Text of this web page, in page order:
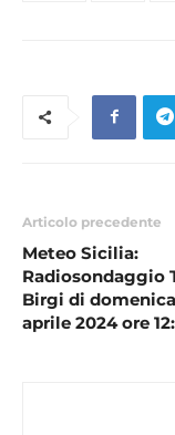
Articolo precedente
Meteo Sicilia:
Radiosondaggio
Birgi di domenica
aprile 2024 ore